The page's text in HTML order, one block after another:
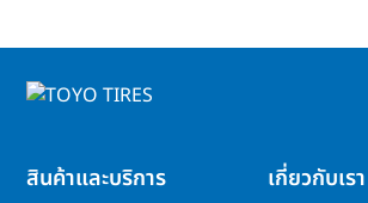
สินค้าและบริการ เกี่ยวกับเรา